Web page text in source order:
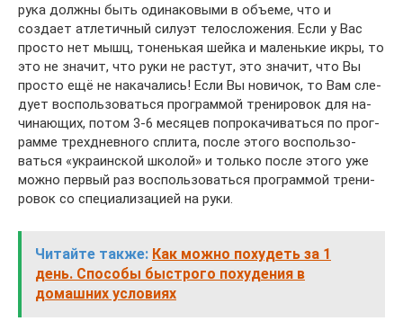
ру­ка дол­ж­ны быть одинаковыми в объеме, что и
создает ат­ле­тич­ный си­лу­эт те­ло­сло­же­ния. Ес­ли у Вас
просто нет мышц, тоненькая шейка и ма­лень­кие ик­ры, то
это не зна­чит, что руки не растут, это значит, что Вы
просто ещё не на­ка­ча­лись! Ес­ли Вы но­ви­чок, то Вам сле­
ду­ет вос­поль­зо­вать­ся прог­рам­мой тре­ни­ро­вок для на­
чи­на­ю­щих, по­том 3-6 ме­ся­цев по­п­ро­ка­чи­вать­ся по прог­
рам­ме трех­днев­но­го спли­та, пос­ле это­го вос­поль­зо­
вать­ся «ук­ра­ин­с­кой шко­лой» и толь­ко пос­ле это­го уже
мож­но пер­вый раз вос­поль­зо­вать­ся прог­рам­мой тре­ни­
ро­вок со спе­ци­а­ли­за­цией на ру­ки.
Читайте также: Как можно похудеть за 1
день. Способы быстрого похудения в
домашних условиях